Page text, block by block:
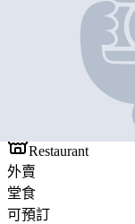
湊湊‧茶
COUCOU ‧TEA MI
Restaurant
外賣
堂食
可預訂